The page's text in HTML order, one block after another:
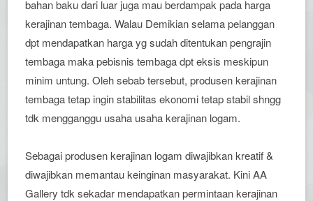
bahan baku dari luar juga mau berdampak pada harga
kerajinan tembaga. Walau Demikian selama pelanggan
dpt mendapatkan harga yg sudah ditentukan pengrajin
tembaga maka pebisnis tembaga dpt eksis meskipun
minim untung. Oleh sebab tersebut, produsen kerajinan
tembaga tetap ingin stabilitas ekonomi tetap stabil shngg
tdk mengganggu usaha usaha kerajinan logam.
Sebagai produsen kerajinan logam diwajibkan kreatif &
diwajibkan memantau keinginan masyarakat. Kini AA
Gallery tdk sekadar mendapatkan permintaan kerajinan